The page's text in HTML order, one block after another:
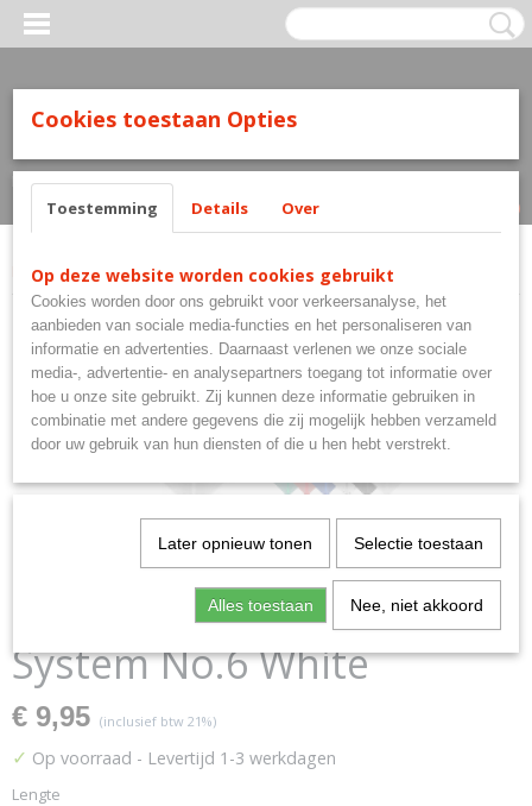
Inloggen Registreren
(0)
Home >Shafts>Target Shafts>Target K-Flex Flight System No.6 White
Target K-Flex Flight
System No.6 White
€ 9,95 (inclusief btw 21%)
✓ Op voorraad - Levertijd 1-3 werkdagen
Lengte
Cookies toestaan Opties
Toestemming Details Over
Op deze website worden cookies gebruikt
Cookies worden door ons gebruikt voor verkeersanalyse, het
aanbieden van sociale media-functies en het personaliseren van
informatie en advertenties. Daarnaast verlenen we onze sociale
media-, advertentie- en analysepartners toegang tot informatie over
hoe u onze site gebruikt. Zij kunnen deze informatie gebruiken in
combinatie met andere gegevens die zij mogelijk hebben verzameld
door uw gebruik van hun diensten of die u hen hebt verstrekt.
Later opnieuw tonen Selectie toestaan
Alles toestaan Nee, niet akkoord